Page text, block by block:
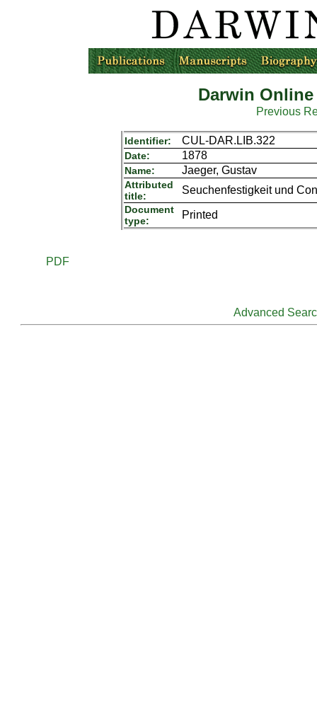
Darwin
Previous
Identifier: CUL-DAR.LIB.322
Date: 1878
Name: Jaeger, Gustav
Attributed
title:
Seuchenfestigkeit und
Document
type:
Printed
PDF
Advanced